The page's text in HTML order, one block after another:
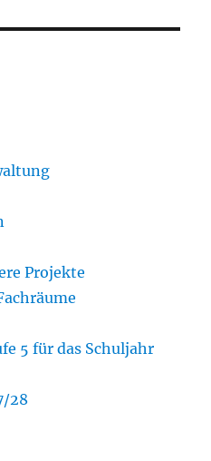
Projekte
5 für das Schuljahr
28